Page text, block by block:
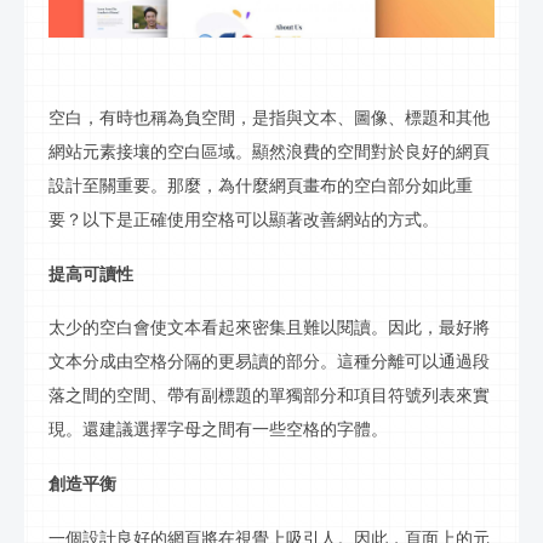
空白，有時也稱為負空間，是指與文本、圖像、標題和其他
網站元素接壤的空白區域。顯然浪費的空間對於良好的網頁
設計至關重要。那麼，為什麼網頁畫布的空白部分如此重
要？以下是正確使用空格可以顯著改善網站的方式。
提高可讀性
太少的空白會使文本看起來密集且難以閱讀。因此，最好將
文本分成由空格分隔的更易讀的部分。這種分離可以通過段
落之間的空間、帶有副標題的單獨部分和項目符號列表來實
現。還建議選擇字母之間有一些空格的字體。
創造平衡
一個設計良好的網頁將在視覺上吸引人。因此，頁面上的元